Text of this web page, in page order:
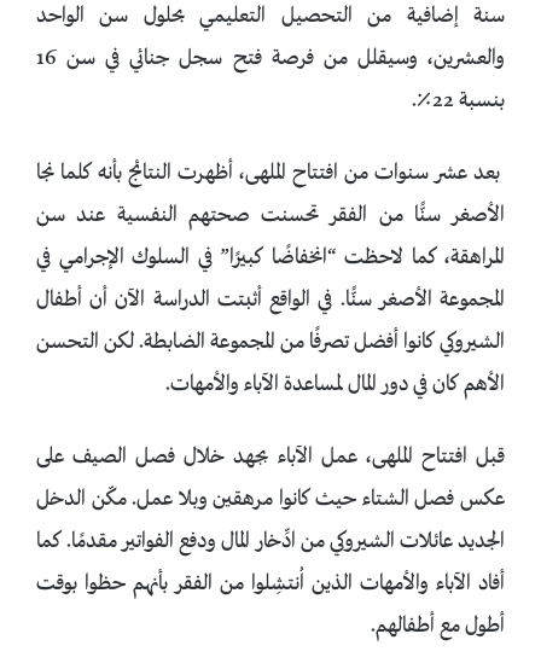
سنة إضافية من التحصيل التعليمي بحلول سن الواحد
والعشرين، وسيقلل من فرصة فتح سجل جنائي في سن 16
بنسبة 22٪.
بعد عشر سنوات من افتتاح الملهى، أظهرت النتائج بأنه كلما نجا
الأصغر سنًّا من الفقر تحسنت صحتهم النفسية عند سن
المراهقة، كما لاحظت “انخفاضًا كبيرًا” في السلوك الإجرامي في
المجموعة الأصغر سنًّا. في الواقع أثبتت الدراسة الآن أن أطفال
الشيروكي كانوا أفضل تصرفًا من المجموعة الضابطة. لكن التحسن
الأهم كان في دور المال لمساعدة الآباء والأمهات.
قبل افتتاح الملهى، عمل الآباء بجهد خلال فصل الصيف على
عكس فصل الشتاء حيث كانوا مرهقين وبلا عمل. مكّن الدخل
الجديد عائلات الشيروكي من ادِّخار المال ودفع الفواتير مقدمًا. كما
أفاد الآباء والأمهات الذين اُنتشِلوا من الفقر بأنهم حظوا بوقت
أطول مع أطفالهم.